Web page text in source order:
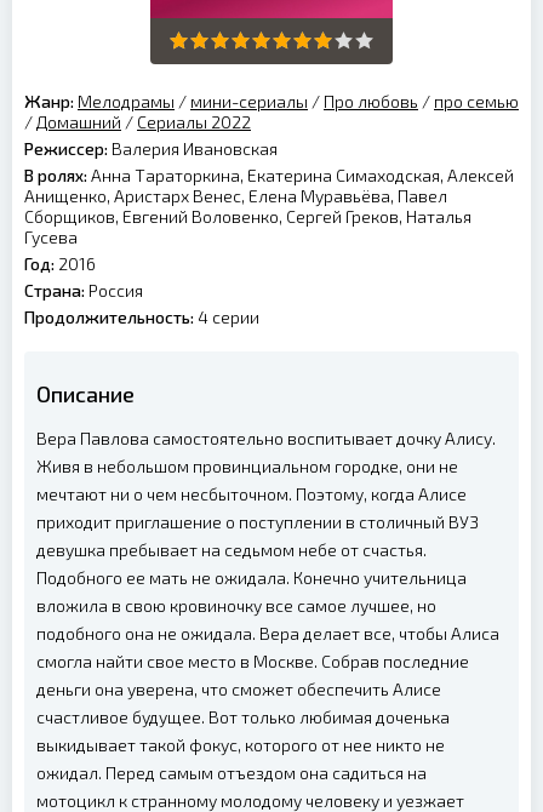
Жанр: Мелодрамы / мини-сериалы / Про любовь / про семью
/ Домашний / Сериалы 2022
Режиссер: Валерия Ивановская
В ролях: Анна Тараторкина, Екатерина Симаходская, Алексей
Анищенко, Аристарх Венес, Елена Муравьёва, Павел
Сборщиков, Евгений Воловенко, Сергей Греков, Наталья
Гусева
Год: 2016
Страна: Россия
Продолжительность: 4 серии
Описание
Вера Павлова самостоятельно воспитывает дочку Алису.
Живя в небольшом провинциальном городке, они не
мечтают ни о чем несбыточном. Поэтому, когда Алисе
приходит приглашение о поступлении в столичный ВУЗ
девушка пребывает на седьмом небе от счастья.
Подобного ее мать не ожидала. Конечно учительница
вложила в свою кровиночку все самое лучшее, но
подобного она не ожидала. Вера делает все, чтобы Алиса
смогла найти свое место в Москве. Собрав последние
деньги она уверена, что сможет обеспечить Алисе
счастливое будущее. Вот только любимая доченька
выкидывает такой фокус, которого от нее никто не
ожидал. Перед самым отъездом она садиться на
мотоцикл к странному молодому человеку и уезжает